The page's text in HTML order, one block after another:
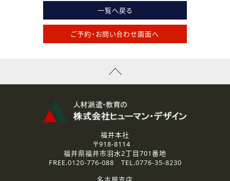
一覧へ戻る
ご予約・お問い合わせ画面へ
福井本社
〒918-8114
福井県福井市羽水2丁目701番地
FREE.0120-776-088 TEL.0776-35-8230